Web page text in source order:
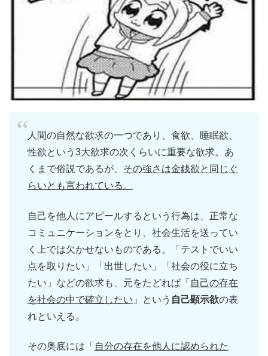
人間の自然な欲求の一つであり、食欲、睡眠欲、
性欲という3大欲求の次くらいに重要な欲求。あ
くまで俗説であるが、 その強さは金銭欲と同じぐ
らいとも言われている。
自己を他人にアピールするという行為は、正常な
コミュニケーションをとり、社会生活を送ってい
く上では欠かせないものである。「テストでいい
点を取りたい」「出世したい」「社会の役に立ち
たい」などの欲求も、元をたどれば「 自己の存在
を社会の中で確立したい 」という 自己顕示欲の表
れといえる。
その奥底には「 自分の存在を他人に認められた